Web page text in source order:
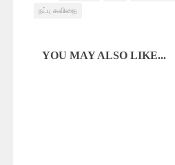
நட்பு கவிதை
YOU MAY ALSO LIKE...